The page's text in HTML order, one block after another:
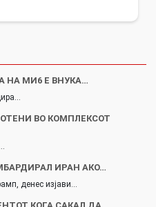
НА МИ6 Е ВНУКА…
ВО КОМПЛЕКСОТ
ИРАН АКО…
денес изјави…